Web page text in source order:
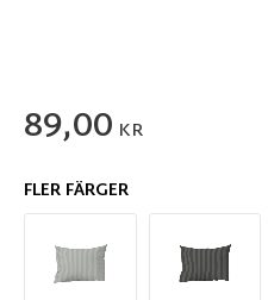
89,00 KR
FLER FÄRGER